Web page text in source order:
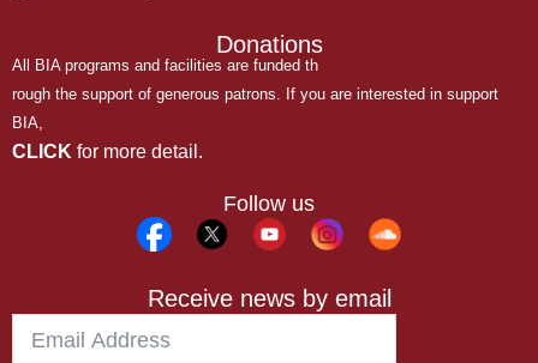
Donations
All BIA programs and facilities are funded th
rough the support of generous patrons. If you are interested in support
BIA,
CLICK for more detail.
Follow us
Receive news by email